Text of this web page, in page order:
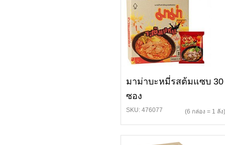
มาม่าบะหมี่รสต้มแซบ 30
ซอง
SKU: 476077 (6 กล่อง = 1 ลัง)